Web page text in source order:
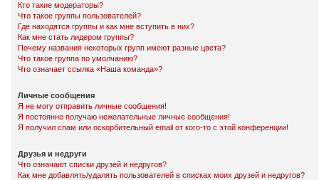
Кто такие модераторы?
Что такое группы пользователей?
Где находятся группы и как мне вступить в них?
Как мне стать лидером группы?
Почему названия некоторых групп имеют разные цвета?
Что такое группа по умолчанию?
Что означает ссылка «Наша команда»?
Личные сообщения
Я не могу отправить личные сообщения!
Я постоянно получаю нежелательные личные сообщения!
Я получил спам или оскорбительный email от кого-то с этой конференции!
Друзья и недруги
Что означают списки друзей и недругов?
Как мне добавлять/удалять пользователей в списках моих друзей и недругов?